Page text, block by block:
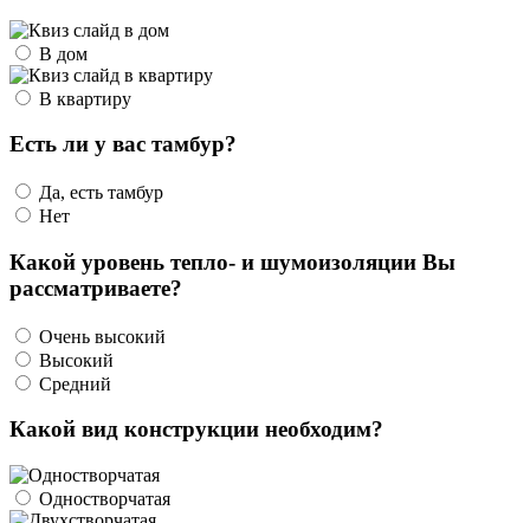
В дом
В квартиру
Есть ли у вас тамбур?
Да, есть тамбур
Нет
Какой уровень тепло- и шумоизоляции Вы
рассматриваете?
Очень высокий
Высокий
Средний
Какой вид конструкции необходим?
Одностворчатая